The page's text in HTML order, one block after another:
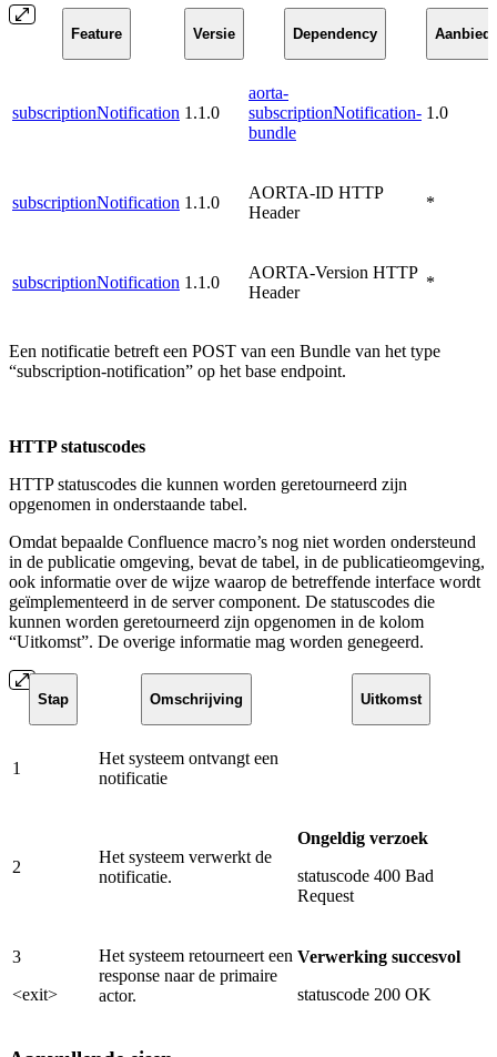
Feature Versie Dependency
subscriptionNotification 1.1.0
aorta-
subscriptionNotification-
bundle
1.0
subscriptionNotification 1.1.0
AORTA-ID HTTP
Header
*
subscriptionNotification 1.1.0
AORTA-Version HTTP
Header
*
Een notificatie betreft een POST van een Bundle van het type
“subscription-notification” op het base endpoint.
HTTP statuscodes
HTTP statuscodes die kunnen worden geretourneerd zijn
opgenomen in onderstaande tabel.
Omdat bepaalde Confluence macro’s nog niet worden ondersteund
in de publicatie omgeving, bevat de tabel, in de publicatieomgeving,
ook informatie over de wijze waarop de betreffende interface wordt
geïmplementeerd in de server component. De statuscodes die
kunnen worden geretourneerd zijn opgenomen in de kolom
“Uitkomst”. De overige informatie mag worden genegeerd.
Stap Omschrijving Uitkomst
1
Het systeem ontvangt een
notificatie
2
Het systeem verwerkt de
notificatie.
Ongeldig verzoek
statuscode 400 Bad
Request
3
<exit>
Het systeem retourneert een
response naar de primaire
actor.
Verwerking succesvol
statuscode 200 OK